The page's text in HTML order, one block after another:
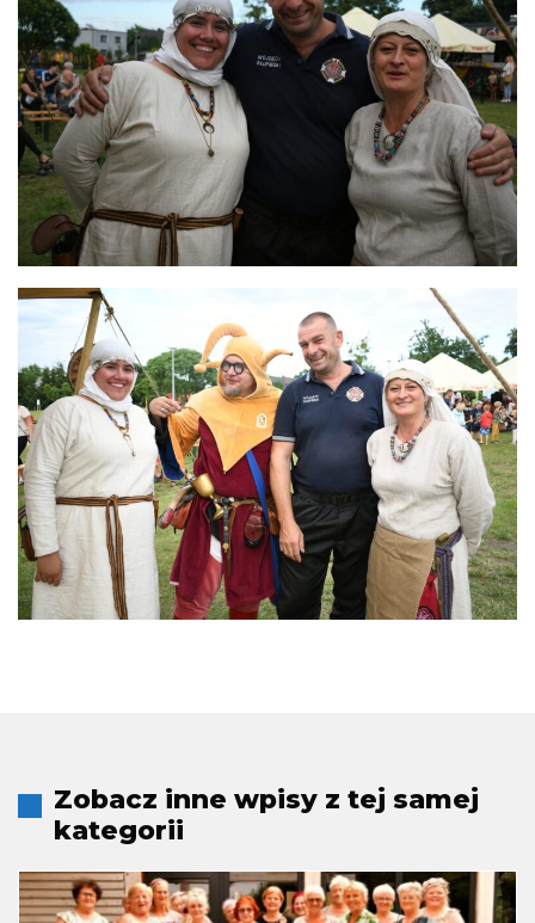
Zobacz inne wpisy z tej samej
kategorii